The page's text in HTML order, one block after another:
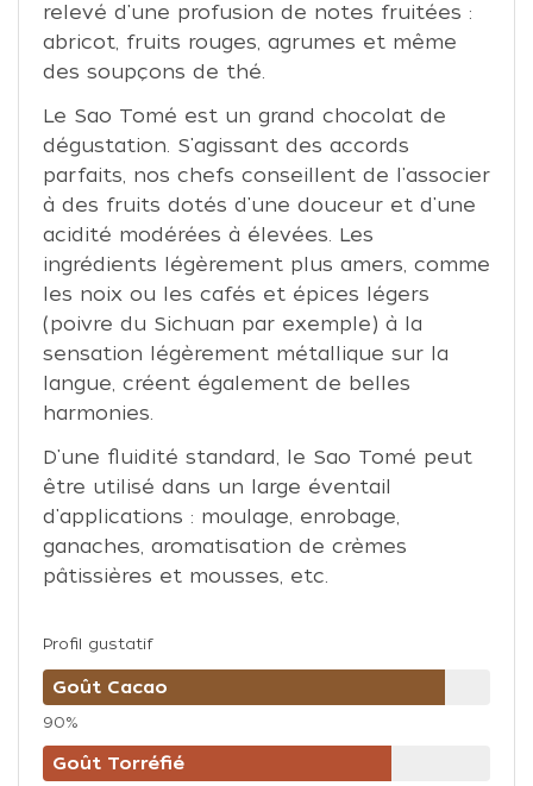
relevé d'une profusion de notes fruitées :
abricot, fruits rouges, agrumes et même
des soupçons de thé.
Le Sao Tomé est un grand chocolat de
dégustation. S'agissant des accords
parfaits, nos chefs conseillent de l'associer
à des fruits dotés d'une douceur et d'une
acidité modérées à élevées. Les
ingrédients légèrement plus amers, comme
les noix ou les cafés et épices légers
(poivre du Sichuan par exemple) à la
sensation légèrement métallique sur la
langue, créent également de belles
harmonies.
D'une fluidité standard, le Sao Tomé peut
être utilisé dans un large éventail
d'applications : moulage, enrobage,
ganaches, aromatisation de crèmes
pâtissières et mousses, etc.
Profil gustatif
Goût Cacao
90%
Goût Torréfié